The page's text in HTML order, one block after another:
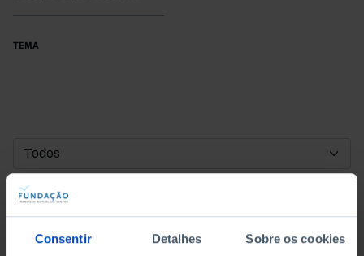
Consentir Detalhes Sobre os cookies
TEMA
DATA DE INÍCIO
DATA DE FIM